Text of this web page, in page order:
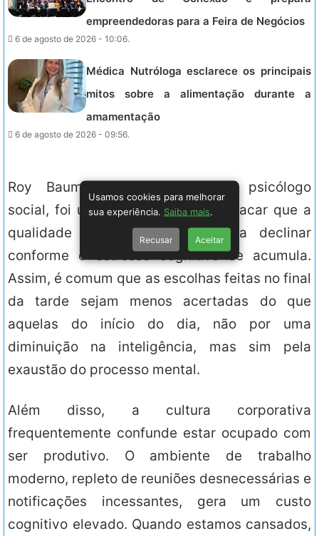
empreendedoras para a Feira de Negócios
6 de agosto de 2026 - 10:06.
Médica Nutróloga esclarece os principais
mitos sobre a alimentação durante a
amamentação
6 de agosto de 2026 - 09:56.
Roy Baumeister, um renomado psicólogo
social, foi um dos primeiros a destacar que a
qualidade das decisões tende a declinar
conforme o estresse cognitivo se acumula.
Assim, é comum que as escolhas feitas no final
da tarde sejam menos acertadas do que
aquelas do início do dia, não por uma
diminuição na inteligência, mas sim pela
exaustão do processo mental.
Além disso, a cultura corporativa
frequentemente confunde estar ocupado com
ser produtivo. O ambiente de trabalho
moderno, repleto de reuniões desnecessárias e
notificações incessantes, gera um custo
cognitivo elevado. Quando estamos cansados,
Usamos cookies para melhorar
sua experiência. Saiba mais.
Recusar Aceitar